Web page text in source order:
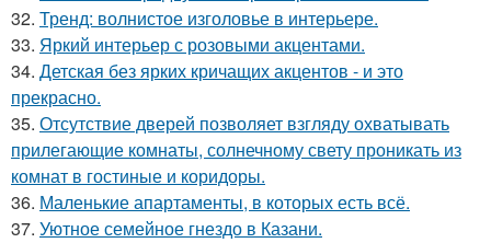
32. Тренд: волнистое изголовье в интерьере.
33. Яркий интерьер с розовыми акцентами.
34. Детская без ярких кричащих акцентов - и это
прекрасно.
35. Отсутствие дверей позволяет взгляду охватывать
прилегающие комнаты, солнечному свету проникать из
комнат в гостиные и коридоры.
36. Маленькие апартаменты, в которых есть всё.
37. Уютное семейное гнездо в Казани.